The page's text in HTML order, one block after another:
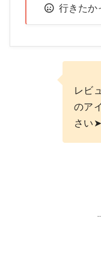
行きたか
レビ
のア
さい➤